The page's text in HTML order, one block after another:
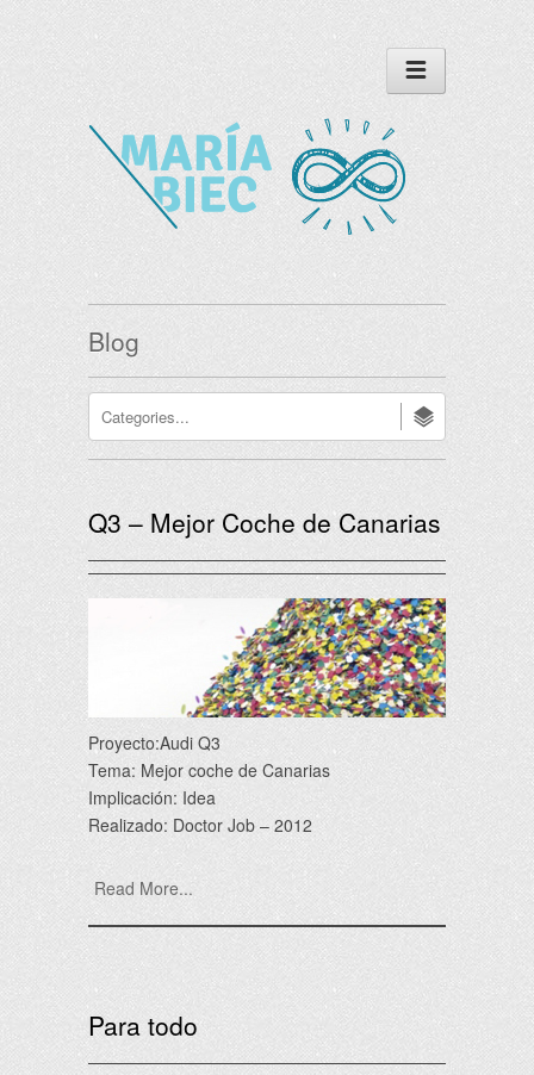
Blog
Q3 – Mejor Coche de Canarias
Proyecto:Audi Q3
Tema: Mejor coche de Canarias
Implicación: Idea
Realizado: Doctor Job – 2012
Read More...
Para todo